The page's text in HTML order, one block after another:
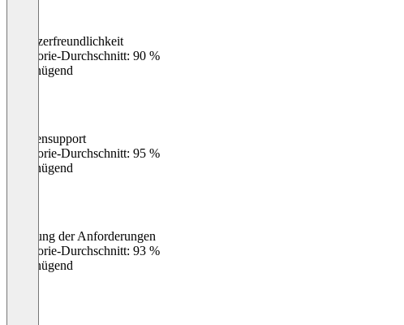
Benutzerfreundlichkeit
Kategorie-Durchschnitt: 90 %
Ungenügend
Kundensupport
Kategorie-Durchschnitt: 95 %
Ungenügend
Erfüllung der Anforderungen
Kategorie-Durchschnitt: 93 %
Ungenügend